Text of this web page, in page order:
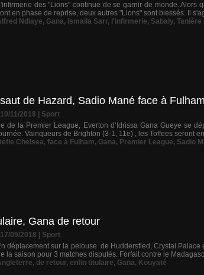
des "Lions" continue de se garnir de monde.
en phase de reprise, deux autres "Lions" sont blessés. Il
Ndiaye, Gana, Ismaila Sarr, l'infirmerie, Sabaly,
de Hazard, Sadio Mané face à Fulham
| 10/11/2018
Sport
de la Premier League, Everton d’Idrissa Gana Gueye se
Vainqueurs de Brighton (3-1, 11e) , les Toffees seront
Chelsea, face à Fulham, Gana, Premier League, Sadio
Gana de retour
| 17/09/2018
Sport
déplacement sur la pelouse de Huddersfied, Crystal
la saison pour 3 matches disputés. Forfait contre le
, de retour, enfin titulaire, Gana, Kouyaté